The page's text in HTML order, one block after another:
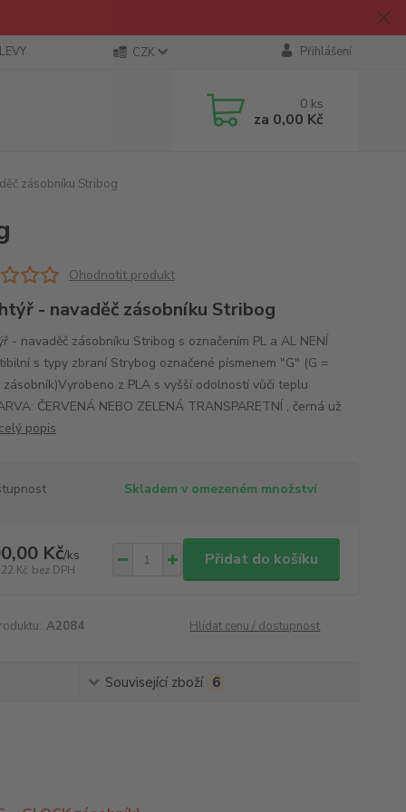
CZK Přihlášení
0 ks
za 0,00 Kč
zásobníku Stribog
Ohodnotit produkt
- navaděč zásobníku Stribog
- navaděč zásobníku Stribog s označením PL a AL NENÍ
s typy zbraní Strybog označené písmenem "G" (G =
zásobník)Vyrobeno z PLA s vyšší odolností vůči teplu
ČERVENÁ NEBO ZELENÁ TRANSPARETNÍ , černá už
celý popis
Skladem v omezeném množství
Kč/ks
Kč bez DPH
Přidat do košíku
A2084 Hlídat cenu / dostupnost
Související zboží 6